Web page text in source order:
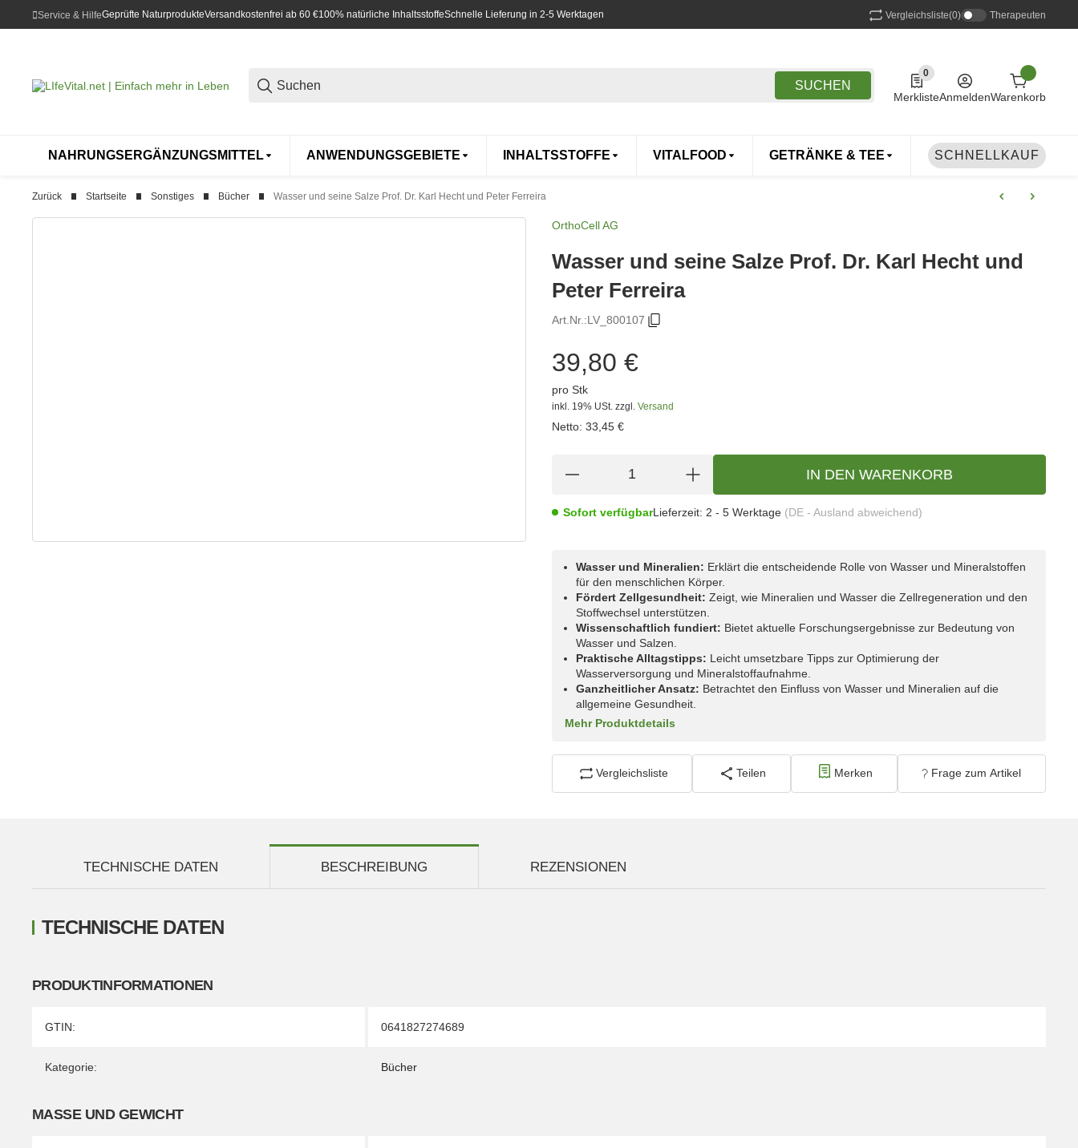
Service & HilfeGeprüfte NaturprodukteVersandkostenfrei ab 60 €100% natürliche InhaltsstoffeSchnelle Lieferung in 2-5 Werktagen Vergleichsliste(0) Therapeuten
SUCHEN
0
0 Produkte in der Liste
MerklisteAnmeldenWarenkorb
NAHRUNGSERGÄNZUNGSMITTEL ANWENDUNGSGEBIETE INHALTSSTOFFE VITALFOOD GETRÄNKE & TEE DROGERIE TIERE
SCHNELLKAUF
Zurück Startseite Sonstiges Bücher Wasser und seine Salze Prof. Dr. Karl Hecht und Peter Ferreira
OrthoCell AG
Wasser und seine Salze Prof. Dr. Karl Hecht und
Peter Ferreira
Art.Nr.:LV_800107
39,80 €
pro Stk
inkl. 19% USt. zzgl. Versand
Netto: 33,45 €
IN DEN WARENKORB
Sofort verfügbarLieferzeit: 2 - 5 Werktage (DE - Ausland abweichend)
Wasser und Mineralien: Erklärt die entscheidende Rolle von Wasser und Mineralstoffen
für den menschlichen Körper.
Fördert Zellgesundheit: Zeigt, wie Mineralien und Wasser die Zellregeneration und den
Stoffwechsel unterstützen.
Wissenschaftlich fundiert: Bietet aktuelle Forschungsergebnisse zur Bedeutung von
Wasser und Salzen.
Praktische Alltagstipps: Leicht umsetzbare Tipps zur Optimierung der
Wasserversorgung und Mineralstoffaufnahme.
Ganzheitlicher Ansatz: Betrachtet den Einfluss von Wasser und Mineralien auf die
allgemeine Gesundheit.
Mehr Produktdetails
Vergleichsliste Teilen Merken Frage zum Artikel
TECHNISCHE DATEN BESCHREIBUNG REZENSIONEN
TECHNISCHE DATEN
PRODUKTINFORMATIONEN
Produkteigenschaft
Wert
GTIN: 0641827274689
Kategorie: Bücher
MASSE UND GEWICHT